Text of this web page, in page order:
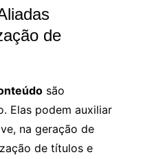
de
são
Elas podem auxiliar
na geração de
de títulos e